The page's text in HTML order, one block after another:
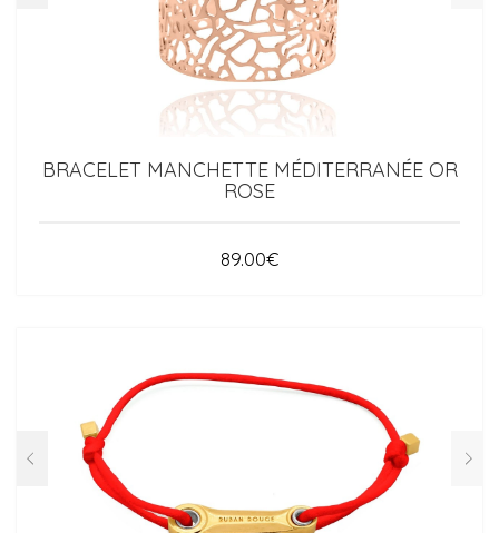
BRACELET MANCHETTE MÉDITERRANÉE OR
ROSE
89.00€